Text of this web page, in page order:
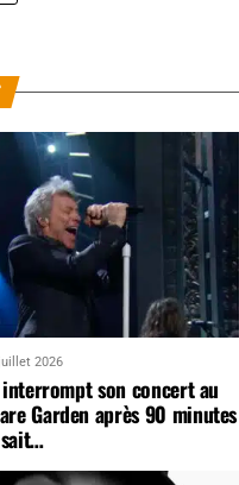
2026
son concert au
Garden après 90 minutes